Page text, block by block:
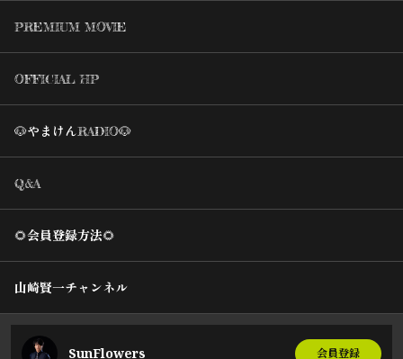
PREMIUM MOVIE
OFFICIAL HP
🐶やまけんRADIO🐶
Q&A
🌻会員登録方法🌻
山崎賢一チャンネル
SunFlowers 会員登録